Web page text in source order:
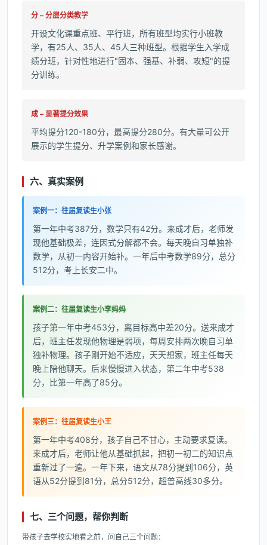
分 – 分层分类教学
开设文化课重点班、平行班，所有班型均实行小班教
学，有25人、35人、45人三种班型。根据学生入学成
绩分班，针对性地进行"固本、强基、补弱、攻短"的提
分训练。
成 – 显著提分效果
平均提分120-180分，最高提分280分。有大量可公开
展示的学生提分、升学案例和家长感谢。
六、真实案例
案例一：往届复读生小张
第一年中考387分，数学只有42分。来成才后，老师发
现他基础极差，连因式分解都不会。每天晚自习单独补
数学，从初一内容开始补。一年后中考数学89分，总分
512分，考上长安二中。
案例二：往届复读生小李妈妈
孩子第一年中考453分，离目标高中差20分。送来成才
后，班主任发现他物理是弱项，每周安排两次晚自习单
独补物理。孩子刚开始不适应，天天想家，班主任每天
晚上陪他聊天。后来慢慢进入状态，第二年中考538
分，比第一年高了85分。
案例三：往届复读生小王
第一年中考408分，孩子自己不甘心，主动要求复读。
来成才后，老师让他从基础抓起，把初一初二的知识点
重新过了一遍。一年下来，语文从78分提到106分，英
语从52分提到81分，总分512分，超普高线30多分。
七、三个问题，帮你判断
带孩子去学校实地看之前，问自己三个问题：